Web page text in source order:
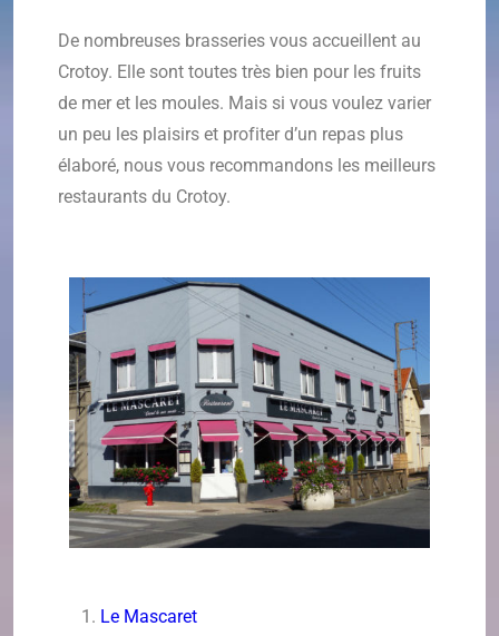
De nombreuses brasseries vous accueillent au
Crotoy. Elle sont toutes très bien pour les fruits
de mer et les moules. Mais si vous voulez varier
un peu les plaisirs et profiter d’un repas plus
élaboré, nous vous recommandons les meilleurs
restaurants du Crotoy.
Le Mascaret